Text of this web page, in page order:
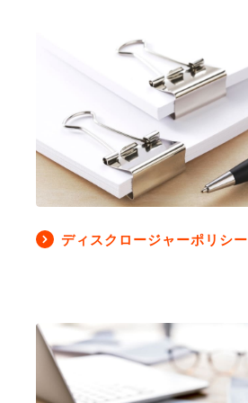
ディスクロージャーポリシー